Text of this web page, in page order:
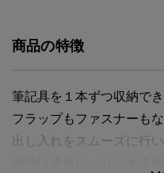
商品の特徴
筆記具を１本ずつ収納で
フラップもファスナーも
出し入れをスムーズに行